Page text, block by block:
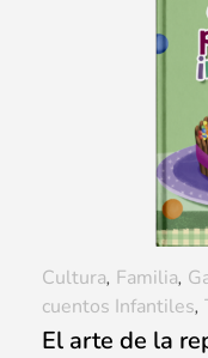
El arte de la
Cultura, Familia,
cuentos Infantiles,